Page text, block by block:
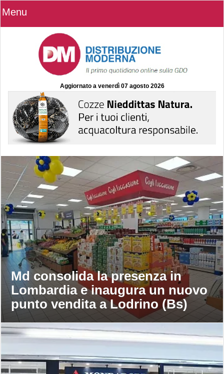
Menu
Aggiornato a venerdì 07 agosto 2026
Md consolida la presenza in
Lombardia e inaugura un nuovo
punto vendita a Lodrino (Bs)